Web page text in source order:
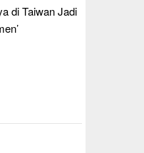
di Taiwan Jadi